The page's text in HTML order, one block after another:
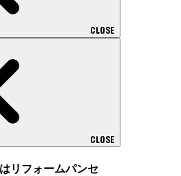
CLOSE
CLOSE
リフォームパンセ